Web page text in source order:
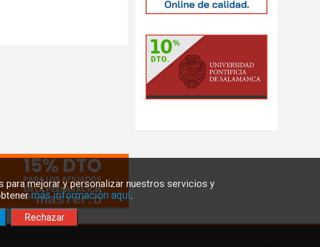
mejorar y personalizar nuestros servicios y
más información aquí.
Rechazar